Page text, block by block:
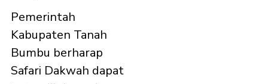
Pemerintah
Kabupaten Tanah
Bumbu berharap
Safari Dakwah dapat